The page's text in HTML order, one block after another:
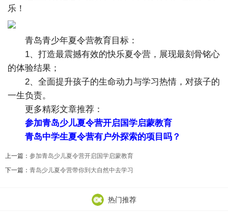
乐！
青岛青少年夏令营教育目标：
1、打造最震撼有效的快乐夏令营，展现最刻骨铭心
的体验结果；
2、全面提升孩子的生命动力与学习热情，对孩子的
一生负责。
更多精彩文章推荐：
参加青岛少儿夏令营开启国学启蒙教育
青岛中学生夏令营有户外探索的项目吗？
上一篇： 参加青岛少儿夏令营开启国学启蒙教育
下一篇： 青岛少儿夏令营带你到大自然中去学习
热门推荐